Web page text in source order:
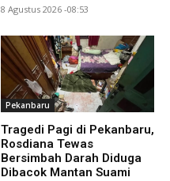
8 Agustus 2026 -08:53
Pekanbaru
Tragedi Pagi di Pekanbaru,
Rosdiana Tewas
Bersimbah Darah Diduga
Dibacok Mantan Suami